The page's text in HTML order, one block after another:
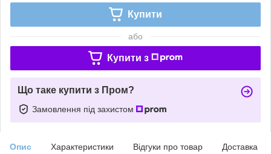
Купити
або
Купити з
Що таке купити з Пром?
Замовлення під захистом
Опис Характеристики Відгуки про товар Доставка